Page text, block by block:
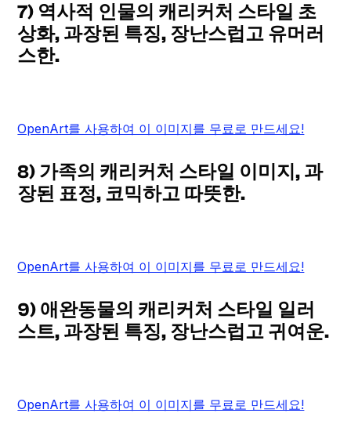
7) 역사적 인물의 캐리커처 스타일 초
상화, 과장된 특징, 장난스럽고 유머러
스한.
OpenArt를 사용하여 이 이미지를 무료로 만드세요!
8) 가족의 캐리커처 스타일 이미지, 과
장된 표정, 코믹하고 따뜻한.
OpenArt를 사용하여 이 이미지를 무료로 만드세요!
9) 애완동물의 캐리커처 스타일 일러
스트, 과장된 특징, 장난스럽고 귀여운.
OpenArt를 사용하여 이 이미지를 무료로 만드세요!